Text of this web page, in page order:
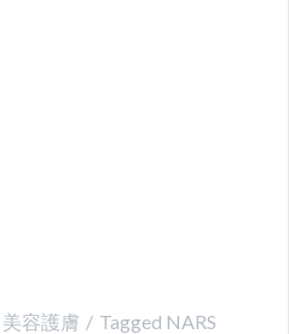
美容護膚 Tagged NARS